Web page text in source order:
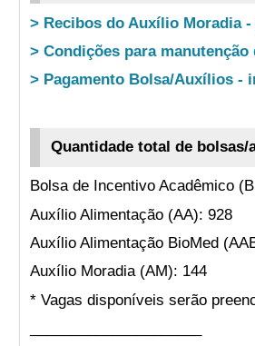
> Recibos do Auxílio Moradia
> Condições para
> Pagamento Bolsa/Auxílios -
Quantidade total de bolsas/
Bolsa de Incentivo Acadêmico
Auxílio Alimentação (AA): 928
Auxílio Alimentação BioMed
Auxílio Moradia (AM): 144
* Vagas disponíveis serão